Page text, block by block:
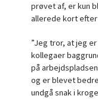
prøvet af, er kun
allerede kort
”Jeg tror, at jeg
kollegaer
på
og er blevet
undgå snak i